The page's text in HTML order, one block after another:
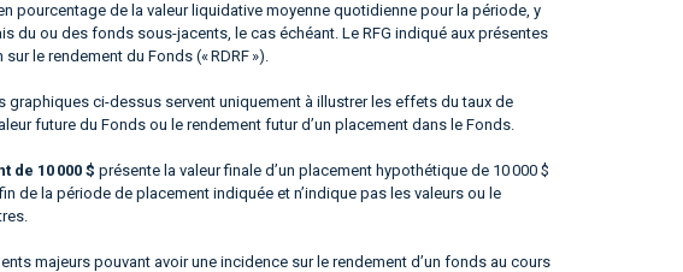
pourcentage de la valeur liquidative moyenne quotidienne pour la période, y
du ou des fonds sous-jacents, le cas échéant. Le RFG indiqué aux présentes
le rendement du Fonds (« RDRF »).
graphiques ci-dessus servent uniquement à illustrer les effets du taux de
future du Fonds ou le rendement futur d’un placement dans le Fonds.
de 10 000 $ présente la valeur finale d’un placement hypothétique de 10 000 $
de la période de placement indiquée et n’indique pas les valeurs ou le
majeurs pouvant avoir une incidence sur le rendement d’un fonds au cours